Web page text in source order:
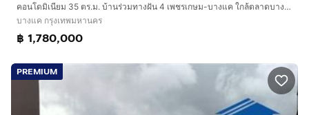
คอนโดมิเนียม 35 ตร.ม. บ้านร่วมทางฝัน 4 เพชรเกษม-บางแค ใกล้ตลาดบางแค ซอยวัดนิมมานรดี ถนนเพชรเกษม ถนนเทอดไท เขตบางแค กรุงเทพมหานคร
บางแค กรุงเทพมหานคร
฿ 1,780,000
PREMIUM